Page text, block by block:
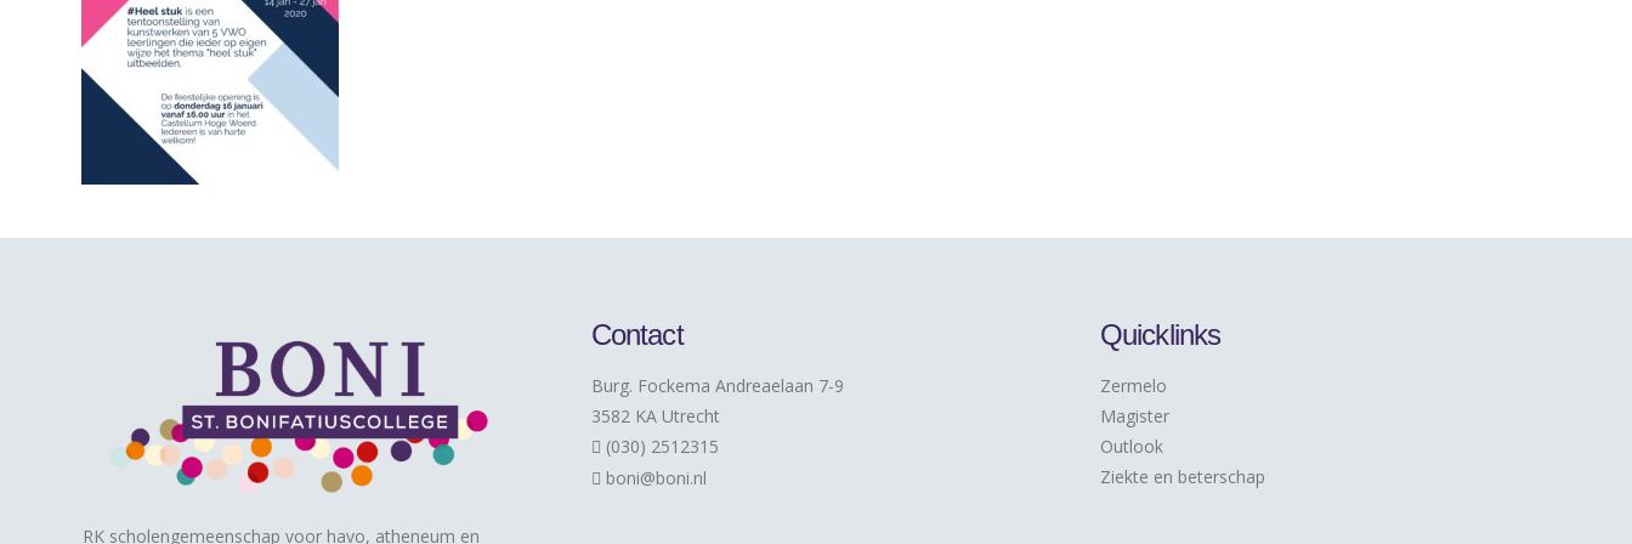
RK scholengemeenschap voor havo, atheneum en
Contact
Burg. Fockema Andreaelaan 7-9
3582 KA Utrecht
(030) 2512315
boni@boni.nl
Quicklinks
Zermelo
Magister
Outlook
Ziekte en beterschap